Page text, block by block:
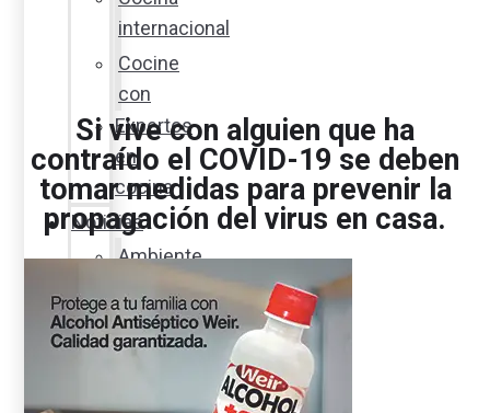
internacional
Cocine
con
Expertos
en
cocina
Noticias
Ambiente
Favorita
en
acción
Si vive con alguien que ha
contraído el COVID-19 se deben
tomar medidas para prevenir la
propagación del virus en casa.